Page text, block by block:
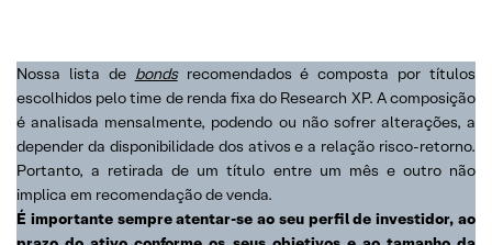
Nossa lista de bondsrecomendados é composta por títulos
escolhidos pelo time de renda fixa do Research XP. A composição
é analisada mensalmente, podendo ou não sofrer alterações, a
depender da disponibilidade dos ativos e a relação risco-retorno.
Portanto, a retirada de um título entre um mês e outro não
implica em recomendação de venda.
É importante sempre atentar-se ao seu perfil de investidor, ao